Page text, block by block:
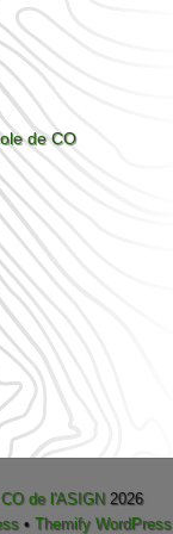
de CO
de l'ASIGN 2026
• Themify